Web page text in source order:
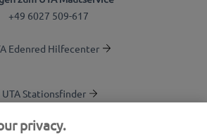
+49 6027 509-617
Edenred Hilfecenter
UTA Stationsfinder
Blog
privacy.